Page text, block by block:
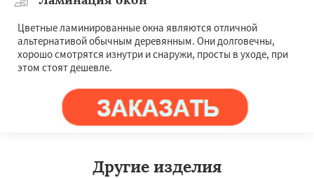
Цветные ламинированные окна являются отличной
альтернативой обычным деревянным. Они долговечны,
хорошо смотрятся изнутри и снаружи, просты в уходе, при
этом стоят дешевле.
Другие изделия